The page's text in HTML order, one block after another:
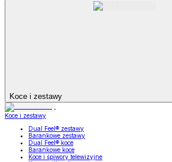
Koce i zestawy
Koce i zestawy
Dual Feel® zestawy
Barankowe zestawy
Dual Feel® koce
Barankowe koce
Koce i śpiwory telewizyjne